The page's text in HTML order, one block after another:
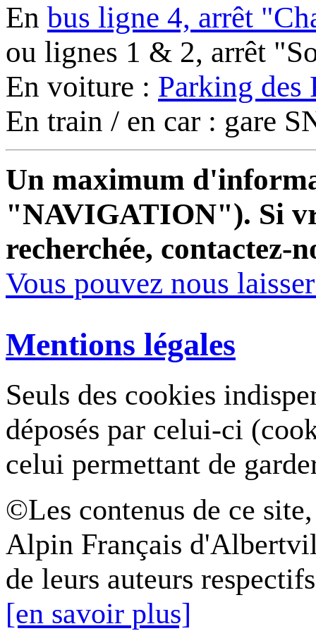
En bus ligne 4, arrêt
ou lignes 1 & 2, arrêt
En voiture : Parking des
En train / en car : gare
Un maximum
"NAVIGATION"). Si
recherchée, contactez-
Vous pouvez nous
Mentions légales
Seuls des cookies
déposés par celui-ci
celui permettant de
©Les contenus de ce
Alpin Français
de leurs auteurs
[en savoir plus]